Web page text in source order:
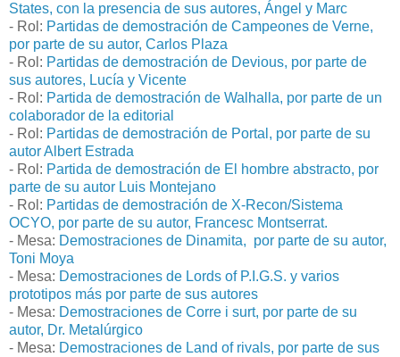
States, con la presencia de sus autores, Ángel y Marc
- Rol: Partidas de demostración de Campeones de Verne,
por parte de su autor, Carlos Plaza
- Rol: Partidas de demostración de Devious, por parte de
sus autores, Lucía y Vicente
- Rol: Partida de demostración de Walhalla, por parte de un
colaborador de la editorial
- Rol: Partidas de demostración de Portal, por parte de su
autor Albert Estrada
- Rol: Partida de demostración de El hombre abstracto, por
parte de su autor Luis Montejano
- Rol: Partidas de demostración de X-Recon/Sistema
OCYO, por parte de su autor, Francesc Montserrat.
- Mesa: Demostraciones de Dinamita, por parte de su autor,
Toni Moya
- Mesa: Demostraciones de Lords of P.I.G.S. y varios
prototipos más por parte de sus autores
- Mesa: Demostraciones de Corre i surt, por parte de su
autor, Dr. Metalúrgico
- Mesa: Demostraciones de Land of rivals, por parte de sus